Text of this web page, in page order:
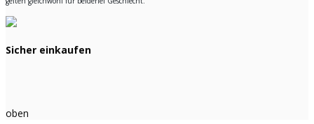
Sicher einkaufen
oben